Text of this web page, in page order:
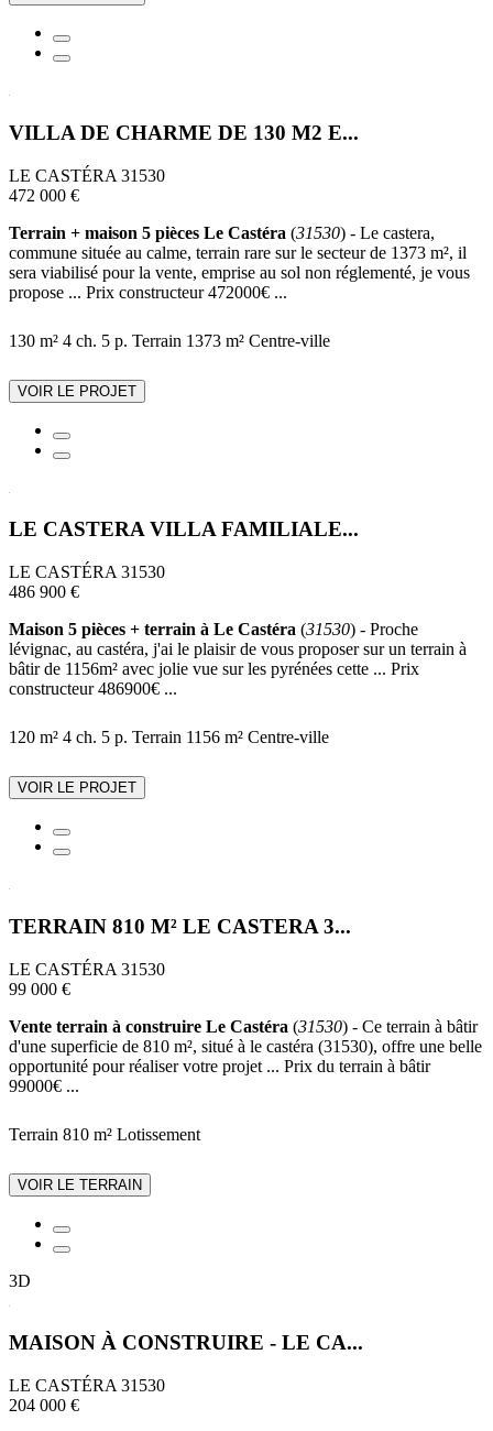
VILLA DE CHARME DE 130 M2 E...
LE CASTÉRA 31530
472 000 €
Terrain + maison 5 pièces Le Castéra (31530) - Le castera,
commune située au calme, terrain rare sur le secteur de 1373 m², il
sera viabilisé pour la vente, emprise au sol non réglementé, je vous
propose ... Prix constructeur 472000€ ...
130 m² 4 ch. 5 p. Terrain 1373 m² Centre-ville
VOIR LE PROJET
LE CASTERA VILLA FAMILIALE...
LE CASTÉRA 31530
486 900 €
Maison 5 pièces + terrain à Le Castéra (31530) - Proche
lévignac, au castéra, j'ai le plaisir de vous proposer sur un terrain à
bâtir de 1156m² avec jolie vue sur les pyrénées cette ... Prix
constructeur 486900€ ...
120 m² 4 ch. 5 p. Terrain 1156 m² Centre-ville
VOIR LE PROJET
TERRAIN 810 M² LE CASTERA 3...
LE CASTÉRA 31530
99 000 €
Vente terrain à construire Le Castéra (31530) - Ce terrain à bâtir
d'une superficie de 810 m², situé à le castéra (31530), offre une belle
opportunité pour réaliser votre projet ... Prix du terrain à bâtir
99000€ ...
Terrain 810 m² Lotissement
VOIR LE TERRAIN
3D
MAISON À CONSTRUIRE - LE CA...
LE CASTÉRA 31530
204 000 €